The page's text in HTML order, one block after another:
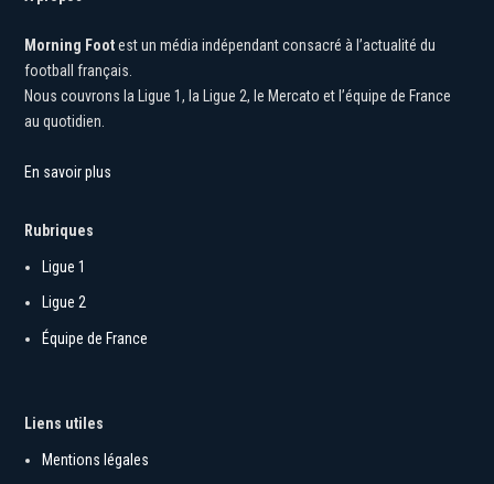
Morning Footest un média indépendant consacré à l’actualité du
football français.
Nous couvrons la Ligue 1, la Ligue 2, le Mercato et l’équipe de France
Rubriques
Ligue 1
Ligue 2
Liens utiles